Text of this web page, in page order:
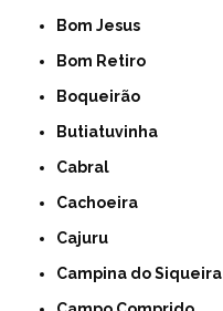
Bom Jesus
Bom Retiro
Boqueirão
Butiatuvinha
Cabral
Cachoeira
Cajuru
Campina do Siqueira